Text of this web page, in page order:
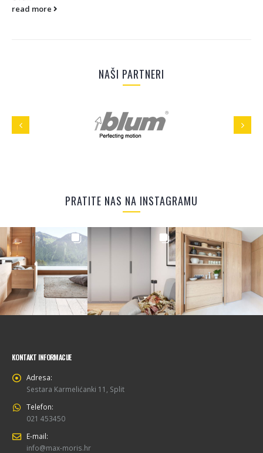
read more
NAŠI PARTNERI
PRATITE NAS NA INSTAGRAMU
KONTAKT INFORMACIJE
Adresa:
Sestara Karmelićanki 11, Split
Telefon:
021 453450
E-mail:
info@max-moris.hr